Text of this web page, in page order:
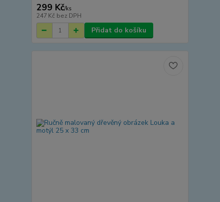
299 Kč/ks
247 Kč bez DPH
Přidat do košíku